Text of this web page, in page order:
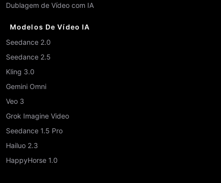
Dublagem de Vídeo com IA
Modelos De Vídeo IA
Seedance 2.0
Seedance 2.5
Kling 3.0
Gemini Omni
Veo 3
Grok Imagine Video
Seedance 1.5 Pro
Hailuo 2.3
HappyHorse 1.0